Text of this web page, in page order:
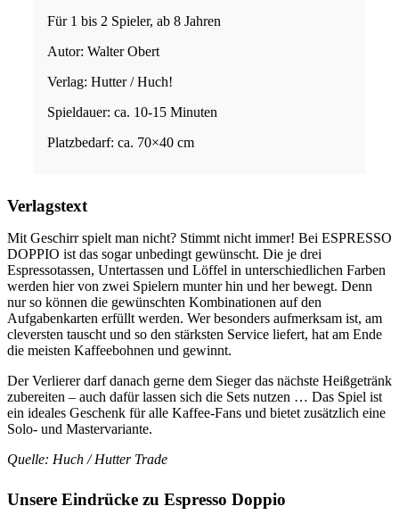
Für 1 bis 2 Spieler, ab 8 Jahren
Autor: Walter Obert
Verlag: Hutter / Huch!
Spieldauer: ca. 10-15 Minuten
Platzbedarf: ca. 70×40 cm
Verlagstext
Mit Geschirr spielt man nicht? Stimmt nicht immer! Bei ESPRESSO
DOPPIO ist das sogar unbedingt gewünscht. Die je drei
Espressotassen, Untertassen und Löffel in unterschiedlichen Farben
werden hier von zwei Spielern munter hin und her bewegt. Denn
nur so können die gewünschten Kombinationen auf den
Aufgabenkarten erfüllt werden. Wer besonders aufmerksam ist, am
cleversten tauscht und so den stärksten Service liefert, hat am Ende
die meisten Kaffeebohnen und gewinnt.
Der Verlierer darf danach gerne dem Sieger das nächste Heißgetränk
zubereiten – auch dafür lassen sich die Sets nutzen … Das Spiel ist
ein ideales Geschenk für alle Kaffee-Fans und bietet zusätzlich eine
Solo- und Mastervariante.
Quelle: Huch / Hutter Trade
Unsere Eindrücke zu Espresso Doppio